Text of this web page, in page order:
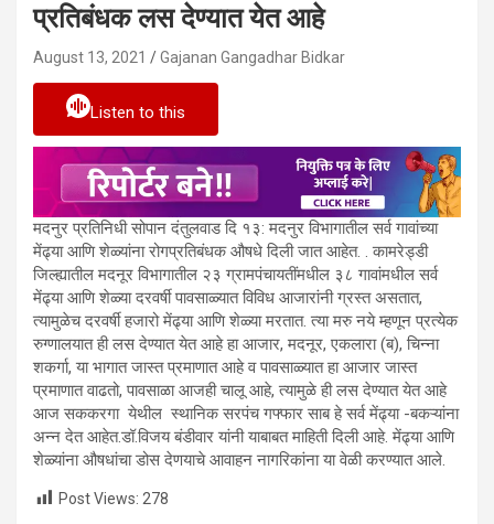
प्रतिबंधक लस देण्यात येत आहे
August 13, 2021 Gajanan Gangadhar Bidkar
Listen to this
मदनुर प्रतिनिधी सोपान दंतुलवाड दि १३: मदनुर विभागातील सर्व गावांच्या
मेंढ्या आणि शेळ्यांना रोगप्रतिबंधक औषधे दिली जात आहेत. . कामरेड्डी
जिल्ह्यातील मदनूर विभागातील २३ ग्रामपंचायतींमधील ३८ गावांमधील सर्व
मेंढ्या आणि शेळ्या दरवर्षी पावसाळ्यात विविध आजारांनी ग्रस्त असतात,
त्यामुळेच दरवर्षी हजारो मेंढ्या आणि शेळ्या मरतात. त्या मरु नये म्हणून प्रत्येक
रुग्णालयात ही लस देण्यात येत आहे हा आजार, मदनूर, एकलारा (ब), चिन्ना
शकर्गा, या भागात जास्त प्रमाणात आहे व पावसाळ्यात हा आजार जास्त
प्रमाणात वाढतो, पावसाळा आजही चालू आहे, त्यामुळे ही लस देण्यात येत आहे
आज सककरगा येथील स्थानिक सरपंच गफ्फार साब हे सर्व मेंढ्या -बकऱ्यांना
अन्न देत आहेत.डॉ.विजय बंडीवार यांनी याबाबत माहिती दिली आहे. मेंढ्या आणि
शेळ्यांना औषधांचा डोस देणयाचे आवाहन नागरिकांना या वेळी करण्यात आले.
Post Views: 278